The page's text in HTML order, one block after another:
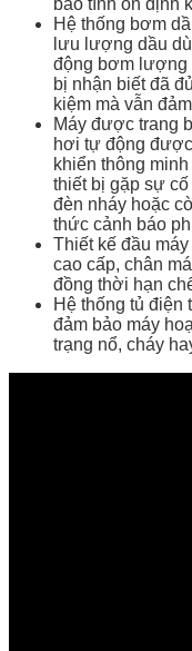
Hệ thống bơm
lưu lượng dầu
động bơm lượng
bị nhận biết đã
kiệm mà vẫn
Máy được trang
hơi tự động
khiển thông
thiết bị gặp sự
đèn nháy hoặc
thức cảnh báo
Thiết kế đầu
cao cấp, chân
đồng thời hạn
Hệ thống tủ điện
đảm bảo máy
trạng nổ, cháy